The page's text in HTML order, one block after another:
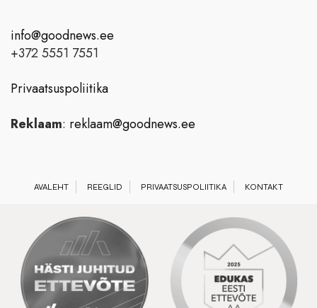
info@goodnews.ee
+372 5551 7551
Privaatsuspoliitika
Reklaam: reklaam@goodnews.ee
AVALEHT REEGLID PRIVAATSUSPOLIITIKA KONTAKT